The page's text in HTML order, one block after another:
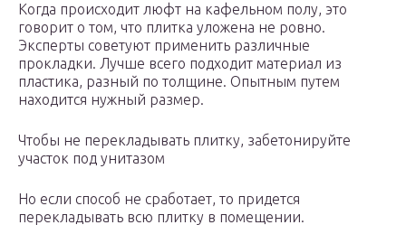
Когда происходит люфт на кафельном полу, это
говорит о том, что плитка уложена не ровно.
Эксперты советуют применить различные
прокладки. Лучше всего подходит материал из
пластика, разный по толщине. Опытным путем
находится нужный размер.
Чтобы не перекладывать плитку, забетонируйте
участок под унитазом
Но если способ не сработает, то придется
перекладывать всю плитку в помещении.